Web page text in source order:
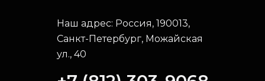
Наш адрес: Россия, 190013,
Санкт-Петербург, Можайская
ул., 40